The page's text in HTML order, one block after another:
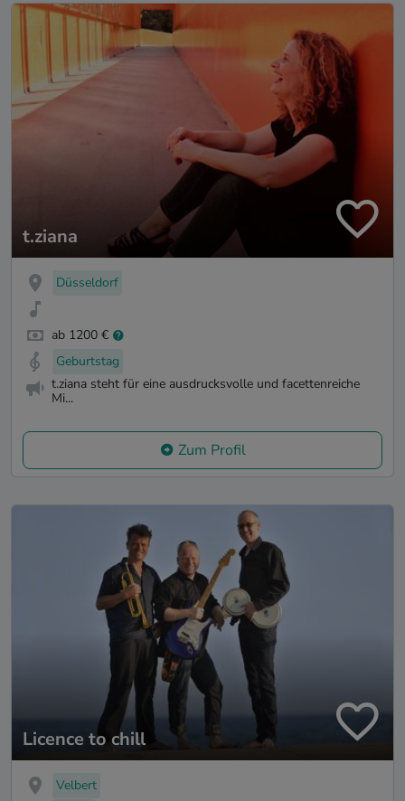
t.ziana
Düsseldorf
ab 1200 €
Geburtstag
t.ziana steht für eine ausdrucksvolle und facettenreiche
Mi...
Zum Profil
Licence to chill
Velbert